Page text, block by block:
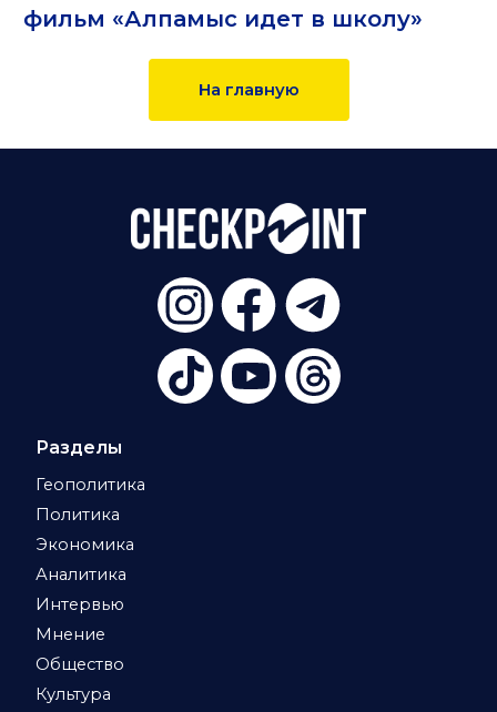
фильм «Алпамыс идет в школу»
На главную
Разделы
Геополитика
Политика
Экономика
Аналитика
Интервью
Мнение
Общество
Культура